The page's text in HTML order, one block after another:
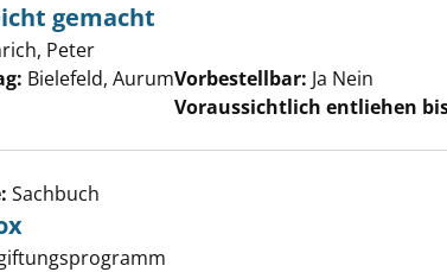
gemacht
Peter
Bielefeld, AurumVorbestellbar: Ja Nein
Voraussichtlich entliehen
Simple Detox anzeigen
Sachbuch